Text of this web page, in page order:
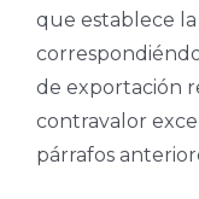
que establece
de exportación
contravalor
párrafos